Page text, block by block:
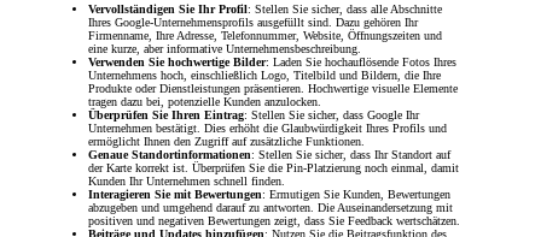
Vervollständigen Sie Ihr Profil: Stellen Sie sicher, dass alle Abschnitte
Ihres Google-Unternehmensprofils ausgefüllt sind. Dazu gehören Ihr
Firmenname, Ihre Adresse, Telefonnummer, Website, Öffnungszeiten und
eine kurze, aber informative Unternehmensbeschreibung.
Verwenden Sie hochwertige Bilder: Laden Sie hochauflösende Fotos Ihres
Unternehmens hoch, einschließlich Logo, Titelbild und Bildern, die Ihre
Produkte oder Dienstleistungen präsentieren. Hochwertige visuelle Elemente
tragen dazu bei, potenzielle Kunden anzulocken.
Überprüfen Sie Ihren Eintrag: Stellen Sie sicher, dass Google Ihr
Unternehmen bestätigt. Dies erhöht die Glaubwürdigkeit Ihres Profils und
ermöglicht Ihnen den Zugriff auf zusätzliche Funktionen.
Genaue Standortinformationen: Stellen Sie sicher, dass Ihr Standort auf
der Karte korrekt ist. Überprüfen Sie die Pin-Platzierung noch einmal, damit
Kunden Ihr Unternehmen schnell finden.
Interagieren Sie mit Bewertungen: Ermutigen Sie Kunden, Bewertungen
abzugeben und umgehend darauf zu antworten. Die Auseinandersetzung mit
positiven und negativen Bewertungen zeigt, dass Sie Feedback wertschätzen.
Beiträge und Updates hinzufügen: Nutzen Sie die Beitragsfunktion des